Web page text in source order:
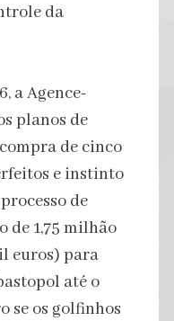
da
a Agence-
planos de
de cinco
e instinto
de
1,75 milhão
euros) para
até o
se os golfinhos